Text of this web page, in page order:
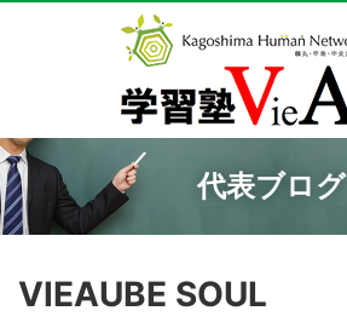
代表ブログ
VIEAUBE SOUL